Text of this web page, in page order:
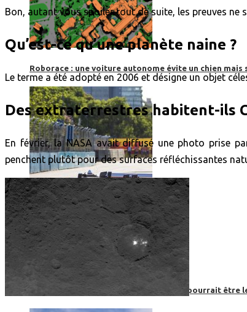
Roborace : une voiture autonome évite un chien mais
Boom, cet avion de ligne supersonique pourrait être
Bon, autant vous spoiler tout de suite, les preuves
Qu’est-ce qu’une planète naine ?
Le terme a été adopté en 2006 et désigne un objet
Des extraterrestres habitent-ils
En février, la NASA avait diffusé une photo prise
penchent plutôt pour des surfaces réfléchissantes